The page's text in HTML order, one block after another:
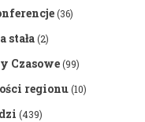
(36)
stała(2)
Czasowe(99)
regionu(10)
(439)